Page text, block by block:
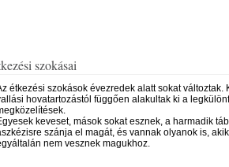
szokásai
étkezési szokások évezredek alatt sokat változtak.
hovatartozástól függően alakultak ki a
keveset, mások sokat esznek, a harmadik
szánja el magát, és vannak olyanok is,
nem vesznek magukhoz.